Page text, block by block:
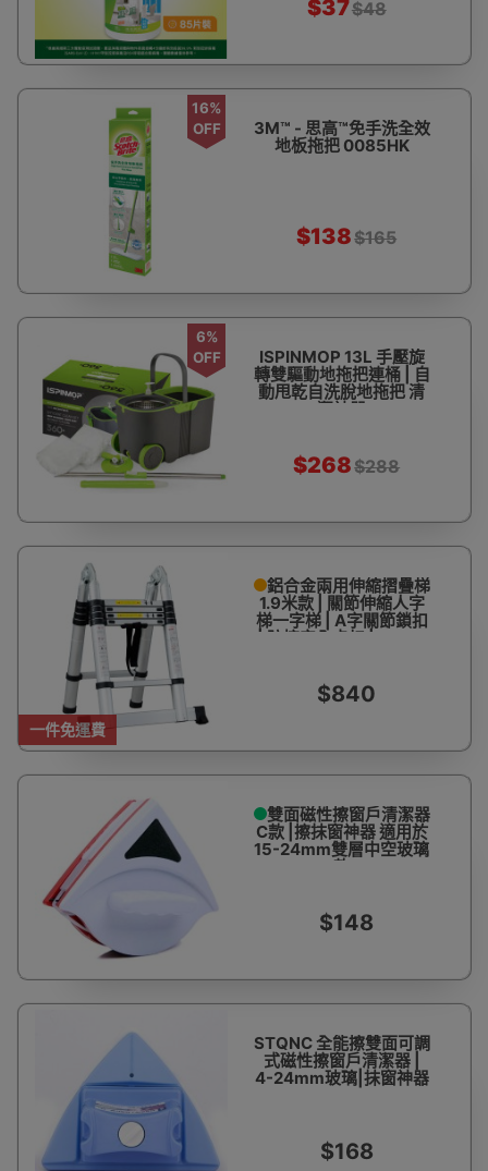
$37$48
16%
OFF
3M™ - 思高™免手洗全效
地板拖把 0085HK
$138$165
6%
OFF
ISPINMOP 13L 手壓旋
轉雙驅動地拖把連桶 | 自
動甩乾自洗脫地拖把 清
潔神器
$268$288
一件免運費
鋁合金兩用伸縮摺疊梯
1.9米款 | 關節伸縮人字
梯一字梯 | A字關節鎖扣
| 防摔安全卡扣 | EN131
$840
雙面磁性擦窗戶清潔器
C款 |擦抹窗神器 適用於
15-24mm雙層中空玻璃
款
$148
STQNC 全能擦雙面可調
式磁性擦窗戶清潔器 |
4-24mm玻璃|抹窗神器
$168